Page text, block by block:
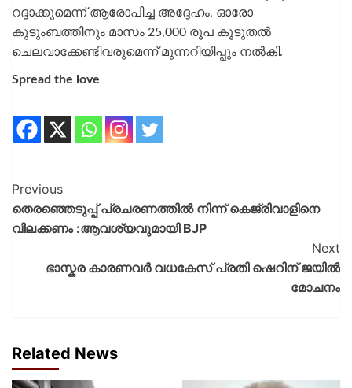
റദ്ദാക്കുമെന്ന് ആരോപിച്ച അദ്ദേഹം, ഓരോ
കുടുംബത്തിനും മാസം 25,000 രൂപ കൂടുതൽ
ചെലവാക്കേണ്ടിവരുമെന്ന് മുന്നറിയിപ്പും നൽകി.
Spread the love
Previous
തെരഞ്ഞെടുപ്പ് പ്രചരണത്തിൽ നിന്ന് കെജ്രിവാളിനെ
വിലക്കണം :ആവശ്യവുമായി BJP
Next
ഭാസ്കര കാരണവർ വധകേസ് പ്രതി ഷെറിന് ജയിൽ
മോചനം
Related News